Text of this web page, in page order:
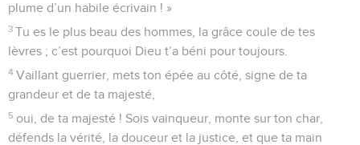
plume d’un habile écrivain ! »
3 Tu es le plus beau des hommes, la grâce coule de tes
lèvres ; c’est pourquoi Dieu t’a béni pour toujours.
4 Vaillant guerrier, mets ton épée au côté, signe de ta
grandeur et de ta majesté,
5 oui, de ta majesté ! Sois vainqueur, monte sur ton char,
défends la vérité, la douceur et la justice, et que ta main